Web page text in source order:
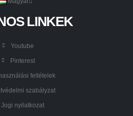
LINKEK
Youtube
Pinterest
feltételek
szabályzat
Jogi nyilatkozat